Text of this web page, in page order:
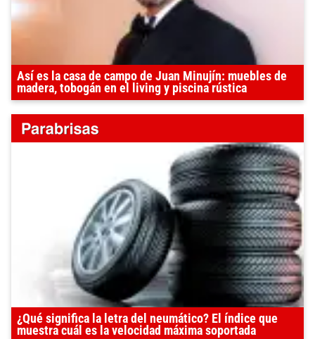
Así es la casa de campo de Juan Minujín: muebles de
madera, tobogán en el living y piscina rústica
¿Qué significa la letra del neumático? El índice que
muestra cuál es la velocidad máxima soportada